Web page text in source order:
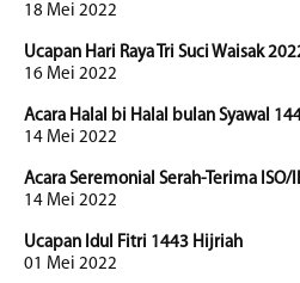
18 Mei 2022
Ucapan Hari Raya Tri Suci Waisak
16 Mei 2022
Acara Halal bi Halal bulan Syawal
14 Mei 2022
Acara Seremonial Serah-Terima ISO/
14 Mei 2022
Ucapan Idul Fitri 1443 Hijriah
01 Mei 2022